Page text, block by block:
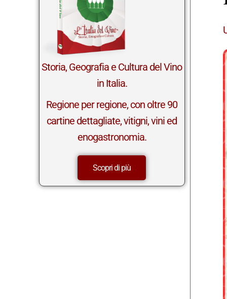
Storia, Geografia e Cultura del Vino
in Italia.
Regione per regione, con oltre 90
cartine dettagliate, vitigni, vini ed
enogastronomia.
Scopri di più